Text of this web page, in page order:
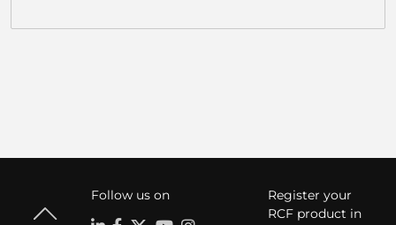
Follow us on
Register your
RCF product in